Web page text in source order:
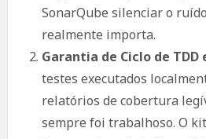
SonarQube silenciar o
realmente importa.
Garantia de Ciclo de TDD
testes executados
relatórios de cobertura
sempre foi trabalhoso. O